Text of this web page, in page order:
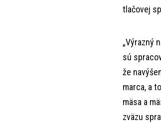
tlačovej
„Výrazný
sú
že
marca, a
mäsa a
zväzu